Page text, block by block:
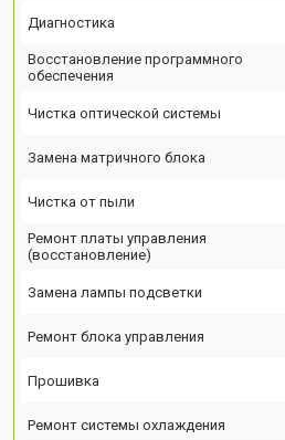
Диагностика
Восстановление программного
обеспечения
Чистка оптической системы
Замена матричного блока
Чистка от пыли
Ремонт платы управления
(восстановление)
Замена лампы подсветки
Ремонт блока управления
Прошивка
Ремонт системы охлаждения